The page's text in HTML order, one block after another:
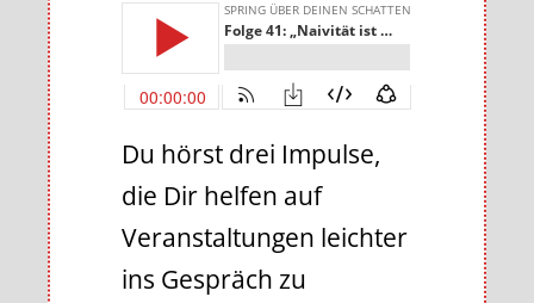
Du hörst drei Impulse,
die Dir helfen auf
Veranstaltungen leichter
ins Gespräch zu